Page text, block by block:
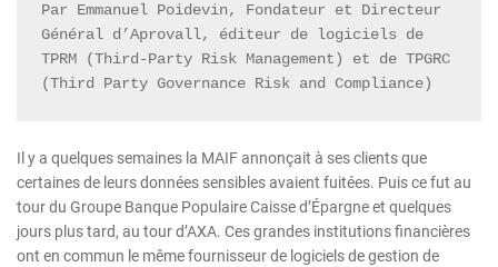
Par Emmanuel Poidevin, Fondateur et Directeur
Général d’Aprovall, éditeur de logiciels de
TPRM (Third-Party Risk Management) et de TPGRC
(Third Party Governance Risk and Compliance)
Il y a quelques semaines la MAIF annonçait à ses clients que
certaines de leurs données sensibles avaient fuitées. Puis ce fut au
tour du Groupe Banque Populaire Caisse d’Épargne et quelques
jours plus tard, au tour d’AXA. Ces grandes institutions financières
ont en commun le même fournisseur de logiciels de gestion de